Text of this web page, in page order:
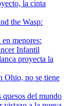
la cinta
the Wasp:
menores:
Infantil
proyecta la
Ohio, no se tiene
quesos del mundo